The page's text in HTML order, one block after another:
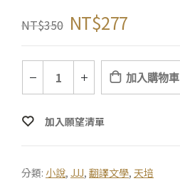
NT$350 NT$277
加入購物車
加入願望清單
分類: 小說, JJJ, 翻譯文學, 天培